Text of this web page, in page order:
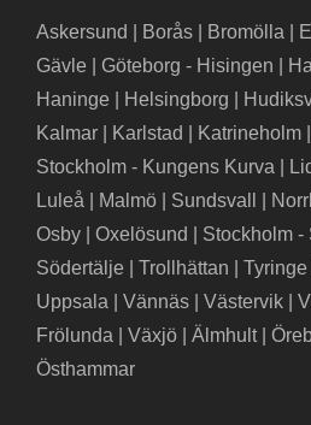
Askersund Borås Bromölla
Gävle
Göteborg - Hisingen
Haninge
Helsingborg
Kalmar
Karlstad Katrineholm
Stockholm - Kungens Kurva
Luleå
Malmö Sundsvall
Osby
Oxelösund Stockholm -
Södertälje
Trollhättan Tyringe
Uppsala
Vännäs Västervik
Frölunda
Växjö Älmhult
Östhammar